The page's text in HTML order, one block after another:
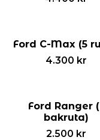
Ford C-Max (5
4.300 kr
Ford Ranger
bakruta)
2.500 kr